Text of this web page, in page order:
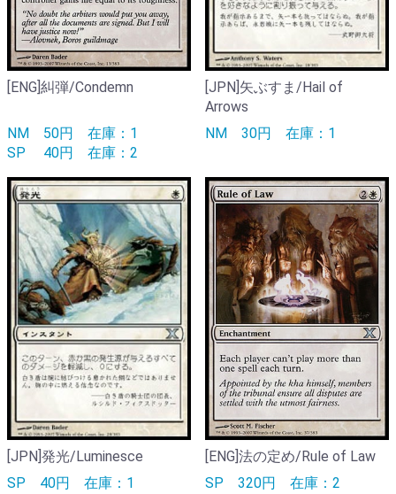
[ENG]糾弾/Condemn
NM 50円 在庫：1
SP
40円 在庫：2
[JPN]矢ぶすま/Hail of
Arrows
NM 30円 在庫：1
[JPN]発光/Luminesce
SP 40円 在庫：1
[ENG]法の定め/Rule of Law
SP 320円 在庫：2